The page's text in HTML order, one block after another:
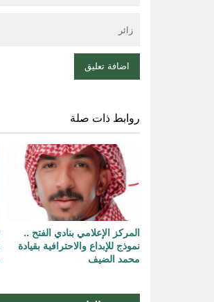
روابط ذات صلة
المركز الإعلامي بنادي الفتح ..
نموذج للإبداع والاحترافية بقيادة
محمد الضيف